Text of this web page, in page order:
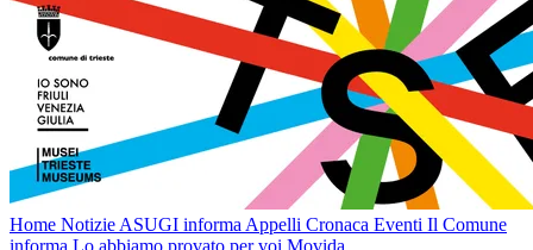
Home Notizie ASUGI informa Appelli Cronaca Eventi Il Comune
informa Lo abbiamo provato per voi Movida